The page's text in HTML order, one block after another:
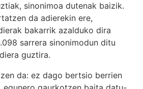
sinonimoa dutenak baizik.
da adierekin ere,
bakarrik azalduko dira
sarrera sinonimodun ditu
guztira.
da: ez dago bertsio berrien